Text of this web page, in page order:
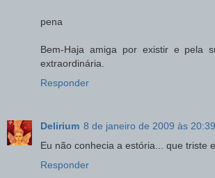
pena
Bem-Haja amiga por existir e pela
extraordinária.
Responder
Delirium 8 de janeiro de 2009 às 20:39
Eu não conhecia a estória... que triste
Responder